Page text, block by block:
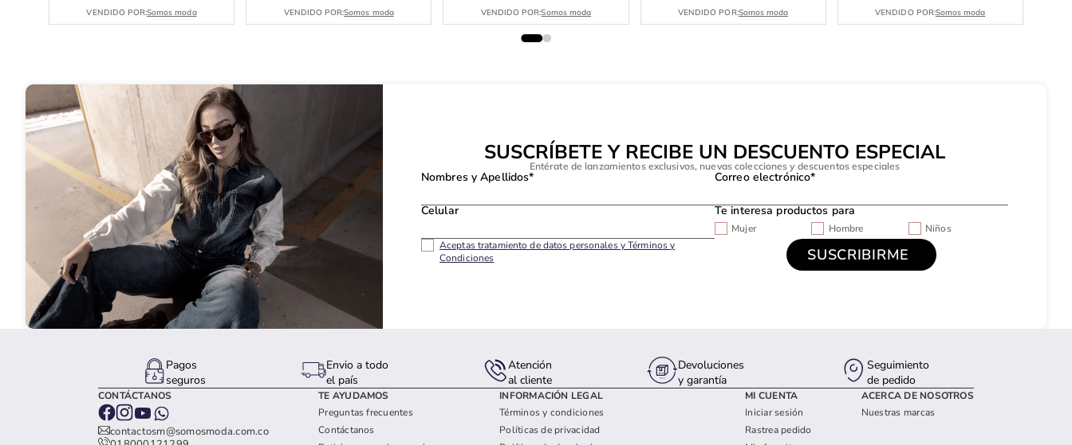
VENDIDO POR:Somos moda VENDIDO POR:Somos moda VENDIDO POR:Somos moda VENDIDO POR:Somos moda VENDIDO POR:Somos moda
SUSCRÍBETE Y RECIBE UN DESCUENTO ESPECIAL
Entérate de lanzamientos exclusivos, nuevas colecciones y descuentos especiales
Nombres y Apellidos* Correo electrónico*
Celular Te interesa productos para
Mujer Hombre
Niños
Aceptas tratamiento de datos personales y Términos y
Condiciones
Pagos
seguros
Envio a todo
el país
Atención
al cliente
Devoluciones
y garantía
Seguimiento
de pedido
CONTÁCTANOS
contactosm@somosmoda.com.co
TE AYUDAMOS
Preguntas frecuentes
Contáctanos
INFORMACIÓN LEGAL
Términos y condiciones
Políticas de privacidad
MI CUENTA
Iniciar sesión
Rastrea pedido
ACERCA DE NOSOTROS
Nuestras marcas